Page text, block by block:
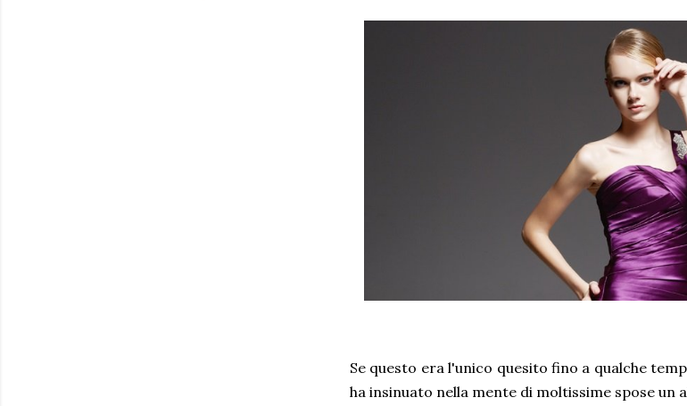
Se questo era l'unico quesito fino a qualche
ha insinuato nella mente di moltissime spose